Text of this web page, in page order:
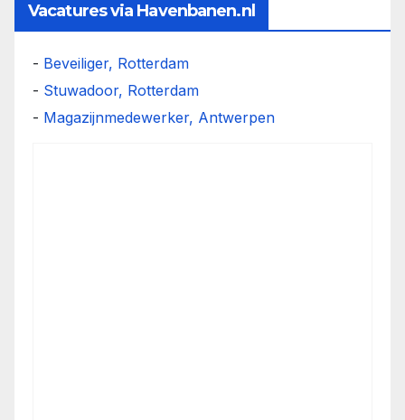
Vacatures via Havenbanen.nl
- Beveiliger, Rotterdam
- Stuwadoor, Rotterdam
- Magazijnmedewerker, Antwerpen